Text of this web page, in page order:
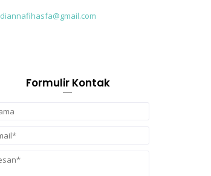
diannafihasfa@gmail.com
Formulir Kontak